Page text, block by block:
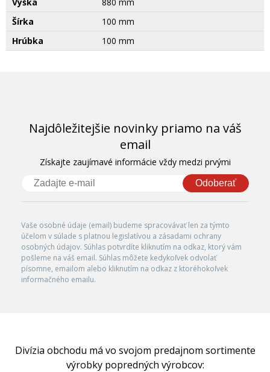
Šírka
100 mm
Hrúbka
100 mm
Najdôležitejšie novinky priamo na váš
email
Získajte zaujímavé informácie vždy medzi prvými
Odoberať
Vaše osobné údaje (email) budeme spracovávať len za týmto
účelom v súlade s platnou legislatívou a zásadami ochrany
osobných údajov. Súhlas potvrdíte kliknutím na odkaz, ktorý vám
pošleme na váš email. Súhlas môžete kedykoľvek odvolať
písomne, emailom alebo kliknutím na odkaz z ktoréhokoľvek
informačného emailu.
Divízia obchodu má vo svojom predajnom sortimente
výrobky popredných výrobcov: